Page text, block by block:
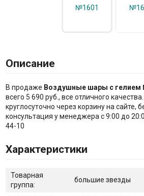
Описание
В продаже Воздушные шары с гелием
всего 5 690 руб., все отличного
круглосуточно через корзину на сайте,
консультация у менеджера с 9:00 до
44-10
Характеристики
Товарная
группа:
большие звезды